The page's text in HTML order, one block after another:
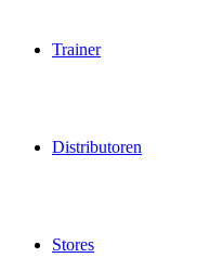
Trainer
Distributoren
Stores